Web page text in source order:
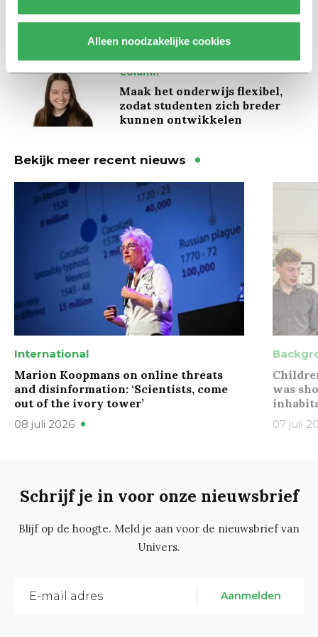
Alleen noodzakelijke cookies
studenten de tentamenperiode
Column
Maak het onderwijs flexibel,
zodat studenten zich breder
kunnen ontwikkelen
Bekijk meer recent nieuws
International
Marion Koopmans on online threats
and disinformation: ‘Scientists, come
out of the ivory tower’
08 juli 2026
was
07 juli
Schrijf je in voor onze nieuwsbrief
Blijf op de hoogte. Meld je aan voor de nieuwsbrief van
Univers.
Aanmelden